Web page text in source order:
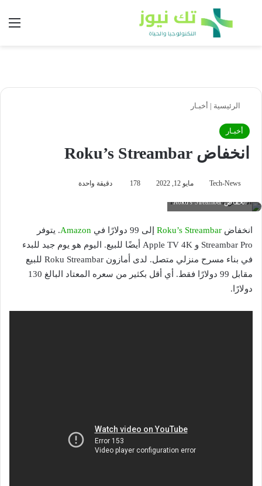
بحث عن
الرئيسية | أخبـار
أخبـار
انخفاض Roku’s Streambar
Tech-News مايو 12, 2022 178 دقيقة واحدة
انخفاض Roku's Streambar
انخفاض Roku’s Streambar إلى 99 دولارًا في Amazon. يتوفر
Streambar Pro و Apple TV 4K أيضًا للبيع. اليوم هو يوم جيد للبدء
في بناء مسرح منزلي متصل. لدى أمازون Roku Streambar للبيع
مقابل 99 دولارًا فقط. أي أقل بكثير من سعره المعتاد البالغ 130
دولارًا.